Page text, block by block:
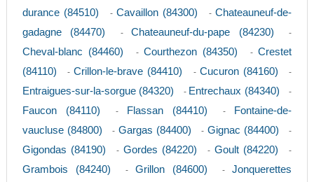
durance (84510)
-Cavaillon (84300) -Chateauneuf-de-
gadagne (84470)
-Chateauneuf-du-pape (84230) -
Cheval-blanc (84460) -Courthezon (84350) -Crestet
(84110)
-Crillon-le-brave (84410) - Cucuron (84160) -
Entraigues-sur-la-sorgue (84320) - Entrechaux (84340) -
Faucon (84110) - Flassan (84410) -
Fontaine-de-
vaucluse (84800)
- Gargas (84400) - Gignac (84400) -
Gigondas (84190) - Gordes (84220) - Goult (84220) -
Grambois (84240) -Grillon (84600) -Jonquerettes